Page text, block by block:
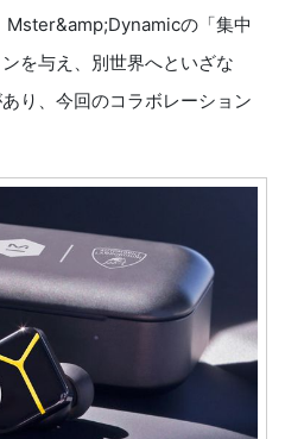
Mster&amp;Dynamicの「集中
を与え、別世界へといざな
り、今回のコラボレーション